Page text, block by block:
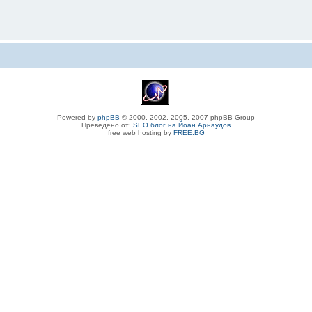
Powered by phpBB © 2000, 2002, 2005, 2007 phpBB Group
Преведено от: SEO блог на Йоан Арнаудов
free web hosting by FREE.BG